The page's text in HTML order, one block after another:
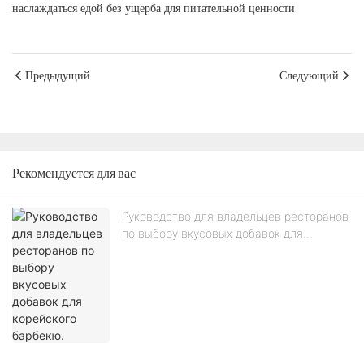
наслаждаться едой без ущерба для питательной ценности.
Предыдущий Следующий
Рекомендуется для вас
Руководство для владельцев ресторанов
по выбору вкусовых добавок для